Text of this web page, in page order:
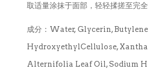
取适量涂抹于面部，轻轻揉搓至完全
成分：Water, Glycerin,
HydroxyethylCellulose,
Alternifolia Leaf Oil, Sodium